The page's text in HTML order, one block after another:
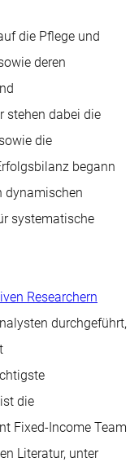
die Pflege und
deren
stehen dabei die
die
begann
dynamischen
systematische
Researchern
durchgeführt,
die
Fixed-Income Team
Literatur, unter